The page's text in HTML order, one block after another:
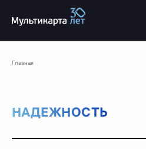
Главная
НАДЕЖНОСТЬ